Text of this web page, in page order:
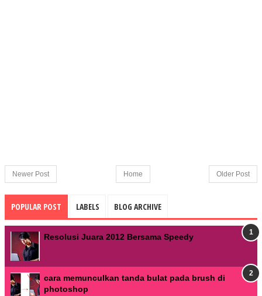
Newer Post Older Post
Home
POPULAR POST LABELS BLOG ARCHIVE
Resolusi Juara 2012 Bersama Speedy
cara memunculkan tanda bulat pada brush di
photoshop